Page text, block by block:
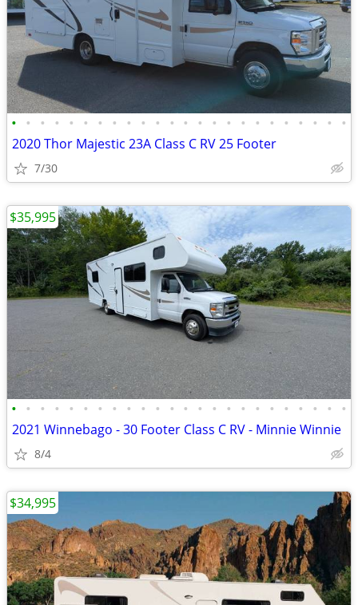
• • • • • • • • • • • • • • • • • • • • • • • •
2020 Thor Majestic 23A Class C RV 25 Footer
7/30
• • • • • • • • • • • • • • • • • • • • • • • •
2021 Winnebago - 30 Footer Class C RV - Minnie Winnie
8/4
$35,995
$34,995